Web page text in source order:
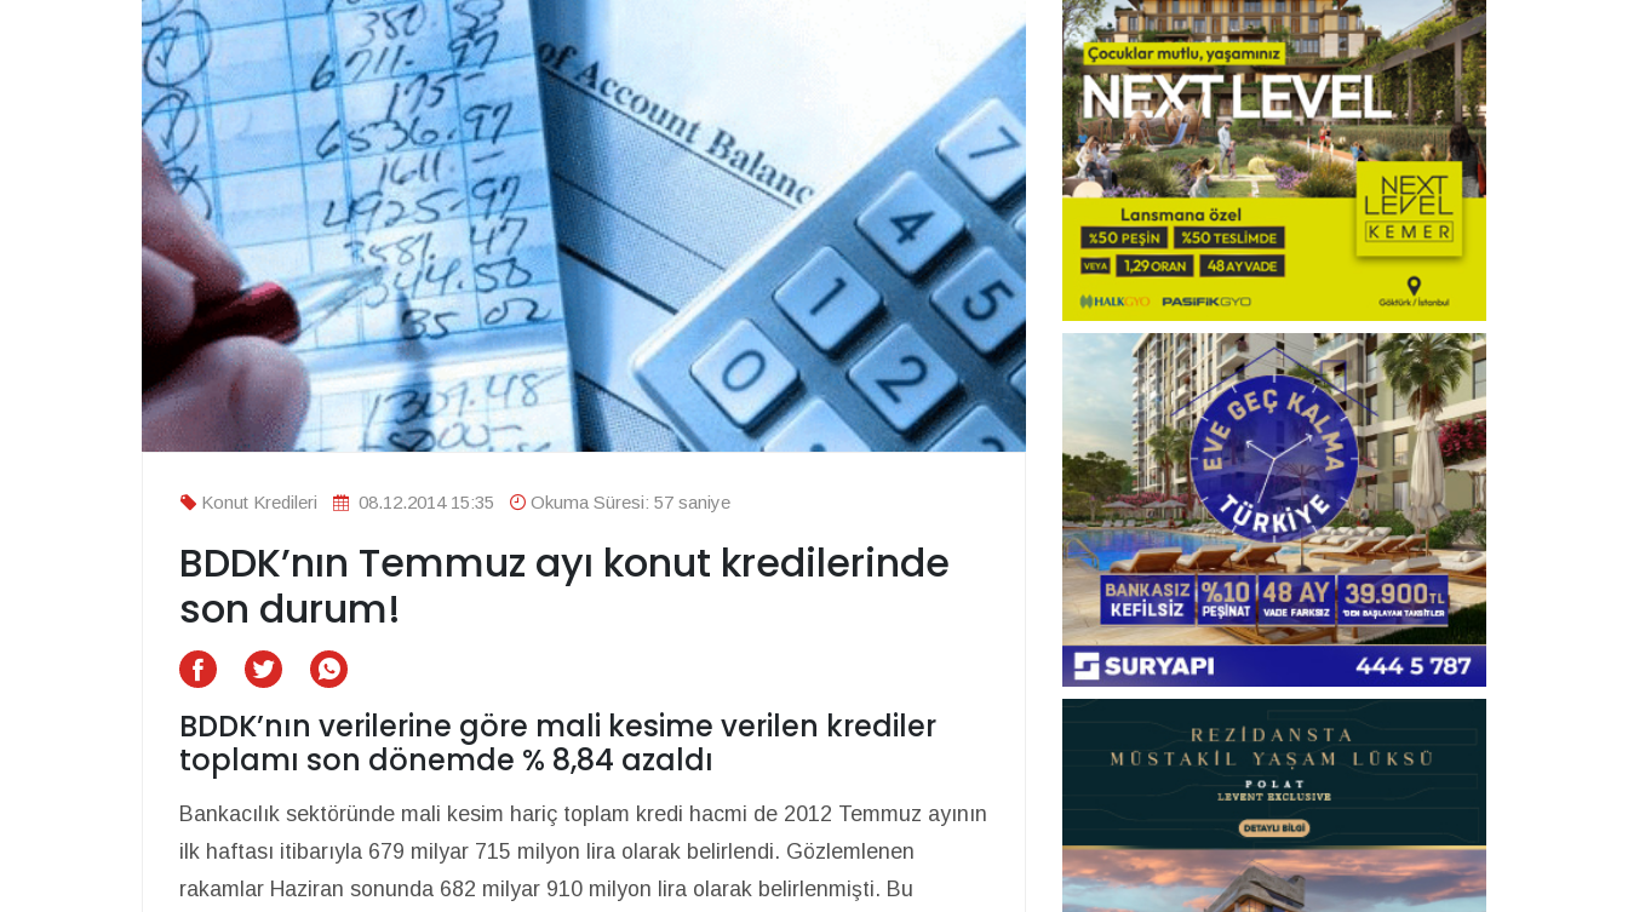
Konut Kredileri 08.12.2014 15:35 Okuma Süresi: 57 saniye
BDDK’nın Temmuz ayı konut kredilerinde
son durum!
BDDK’nın verilerine göre mali kesime verilen krediler
toplamı son dönemde % 8,84 azaldı
Bankacılık sektöründe mali kesim hariç toplam kredi hacmi de 2012 Temmuz ayının
ilk haftası itibarıyla 679 milyar 715 milyon lira olarak belirlendi. Gözlemlenen
rakamlar Haziran sonunda 682 milyar 910 milyon lira olarak belirlenmişti. Bu